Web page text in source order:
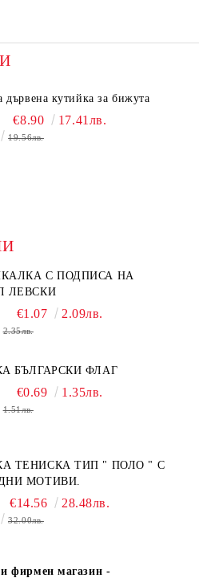
дървена кутийка за бижута
€8.90 17.41лв.
19.56лв.
С ПОДПИСА НА
ЛЕВСКИ
€1.07 2.09лв.
2.35лв.
БЪЛГАРСКИ ФЛАГ
€0.69 1.35лв.
1.51лв.
ТЕНИСКА ТИП " ПОЛО " С
МОТИВИ.
€14.56 28.48лв.
32.00лв.
фирмен магазин -